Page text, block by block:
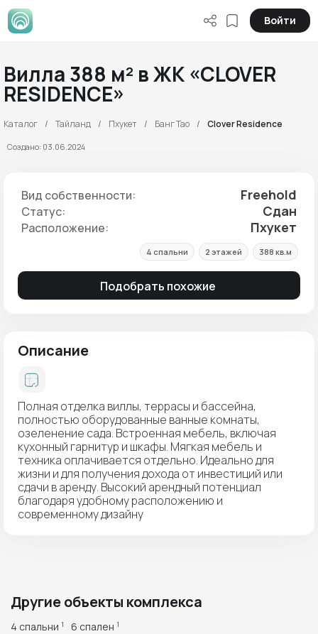
Войти
Вилла 388 м² в ЖК «CLOVER
RESIDENCE»
Каталог Тайланд Пхукет Банг Тао Clover Residence
Создано: 03.06.2024
Вид собственности: Freehold
Статус: Сдан
Расположение: Пхукет
4 спальни 2 этажей 388 кв.м
Подобрать похожие
Описание
Полная отделка виллы, террасы и бассейна,
полностью оборудованные ванные комнаты,
озеленение сада. Встроенная мебель, включая
кухонный гарнитур и шкафы. Мягкая мебель и
техника оплачивается отдельно. Идеально для
жизни и для получения дохода от инвестиций или
сдачи в аренду. Высокий арендный потенциал
благодаря удобному расположению и
современному дизайну
Другие объекты комплекса
4 спальни 1 6 спален 1